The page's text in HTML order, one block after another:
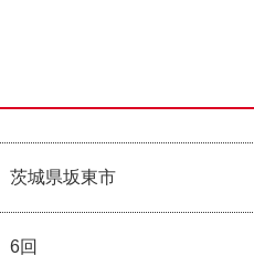
茨城県坂東市
6回